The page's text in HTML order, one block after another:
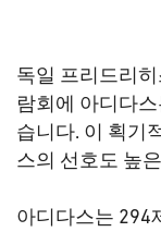
독일 프리드리
람회에 아디다
습니다. 이 획기
스의 선호도 높
아디다스는 294